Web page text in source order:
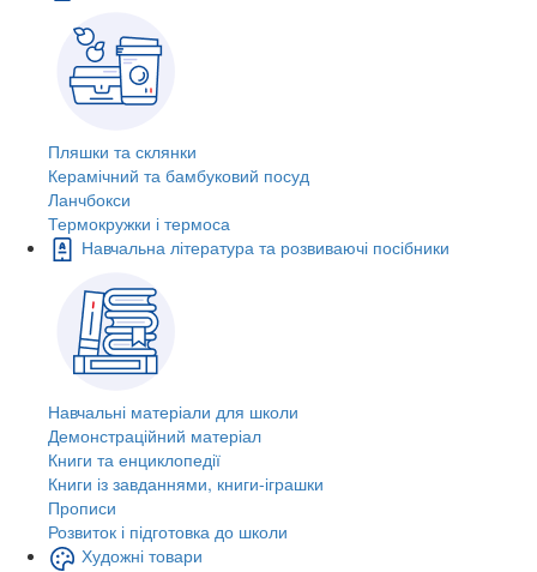
Пляшки та склянки
Керамічний та бамбуковий посуд
Ланчбокси
Термокружки і термоса
Навчальна література та розвиваючі посібники
Навчальні матеріали для школи
Демонстраційний матеріал
Книги та енциклопедії
Книги із завданнями, книги-іграшки
Прописи
Розвиток і підготовка до школи
Художні товари